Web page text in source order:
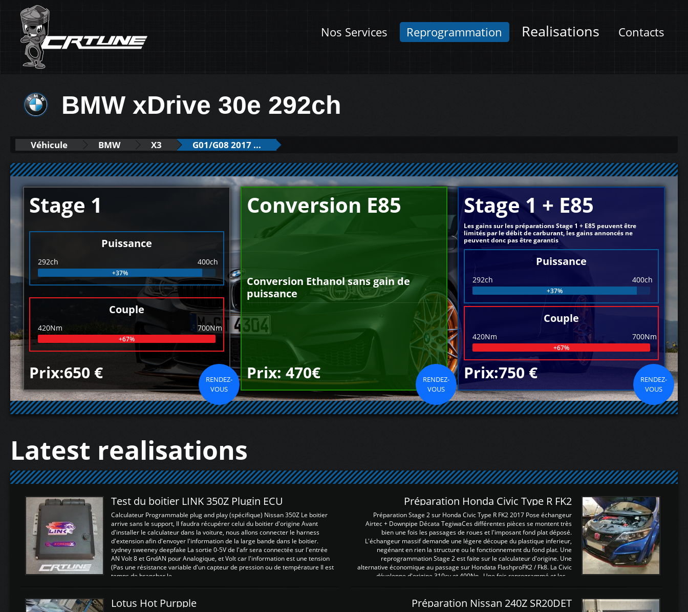
Nos Services Reprogrammation Realisations Contacts
BMW xDrive 30e 292ch
Véhicule BMW X3 G01/G08 2017 ...
Stage 1
Puissance
292ch 400ch
+37%
Couple
420Nm 700Nm
+67%
Prix:650 €
RENDEZ-
VOUS
Conversion E85
Conversion Ethanol sans gain de
puissance
Prix: 470€
RENDEZ-
VOUS
Stage 1 + E85
Les gains sur les préparations Stage 1 + E85 peuvent être
limités par le débit de carburant, les gains annoncés ne
peuvent donc pas être garantis
Puissance
292ch 400ch
+37%
Couple
420Nm 700Nm
+67%
Prix:750 €
RENDEZ-
VOUS
Latest realisations
Test du boitier LINK 350Z Plugin ECU
Calculateur Programmable plug and play (spécifique) Nissan 350Z Le boitier
arrive sans le support, Il faudra récupérer celui du boitier d'origine Avant
d'installer le calculateur dans la voiture, nous allons connecter le harness
d'extension afin d'envoyer l'information de la large bande dans le boitier.
sydney sweeney deepfake La sortie 0-5V de l'afr sera connectée sur l'entrée
AN Volt 8 et GndAN pour Analogique, et Volt car l'information est une tension
(Pas une résistance variable d'un capteur de pression ou de température Il est
temps de brancher le ...
Préparation Honda Civic Type R FK2
Préparation Stage 2 sur Honda Civic Type R FK2 2017 Pose échangeur
Airtec + Downpipe Décata TegiwaCes différentes pièces se montent très
bien une fois les passages de roues et l'imposant fond plat déposé.
L'échangeur massif demande une légere découpe du plastique inferieur,
negénant en rien la structure ou le fonctionnement du fond plat. Une
reprogrammation Stage 2 est faite sur le calculateur d'origine. Une
alternative économique au passage sur Hondata FlashproFK2 / Fk8. La Civic
développe d'origine 310cv et 400Nn , Une fois reprogrammé et les ...
Lotus Hot Purpple Préparation Nissan 240Z SR20DET